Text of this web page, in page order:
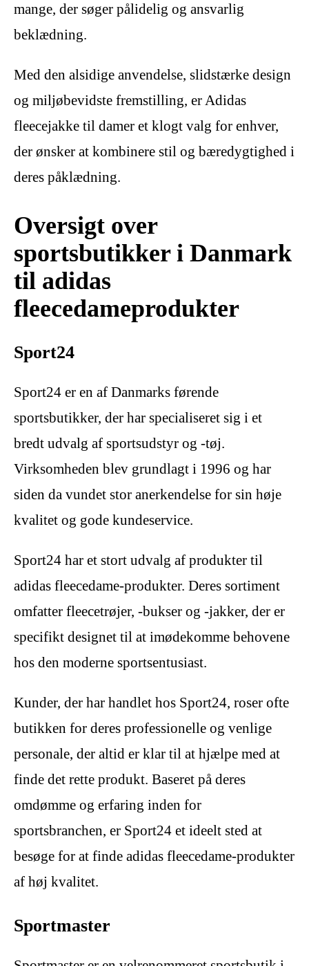
mange, der søger pålidelig og ansvarlig
beklædning.
Med den alsidige anvendelse, slidstærke design
og miljøbevidste fremstilling, er Adidas
fleecejakke til damer et klogt valg for enhver,
der ønsker at kombinere stil og bæredygtighed i
deres påklædning.
Oversigt over
sportsbutikker i Danmark
til adidas
fleecedameprodukter
Sport24
Sport24 er en af Danmarks førende
sportsbutikker, der har specialiseret sig i et
bredt udvalg af sportsudstyr og -tøj.
Virksomheden blev grundlagt i 1996 og har
siden da vundet stor anerkendelse for sin høje
kvalitet og gode kundeservice.
Sport24 har et stort udvalg af produkter til
adidas fleecedame-produkter. Deres sortiment
omfatter fleecetrøjer, -bukser og -jakker, der er
specifikt designet til at imødekomme behovene
hos den moderne sportsentusiast.
Kunder, der har handlet hos Sport24, roser ofte
butikken for deres professionelle og venlige
personale, der altid er klar til at hjælpe med at
finde det rette produkt. Baseret på deres
omdømme og erfaring inden for
sportsbranchen, er Sport24 et ideelt sted at
besøge for at finde adidas fleecedame-produkter
af høj kvalitet.
Sportmaster